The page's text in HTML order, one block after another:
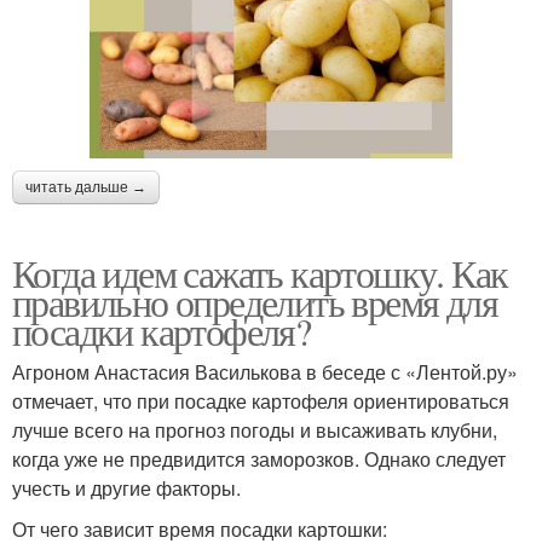
читать дальше →
Когда идем сажать картошку. Как
правильно определить время для
посадки картофеля?
Агроном Анастасия Василькова в беседе с «Лентой.ру»
отмечает, что при посадке картофеля ориентироваться
лучше всего на прогноз погоды и высаживать клубни,
когда уже не предвидится заморозков. Однако следует
учесть и другие факторы.
От чего зависит время посадки картошки: